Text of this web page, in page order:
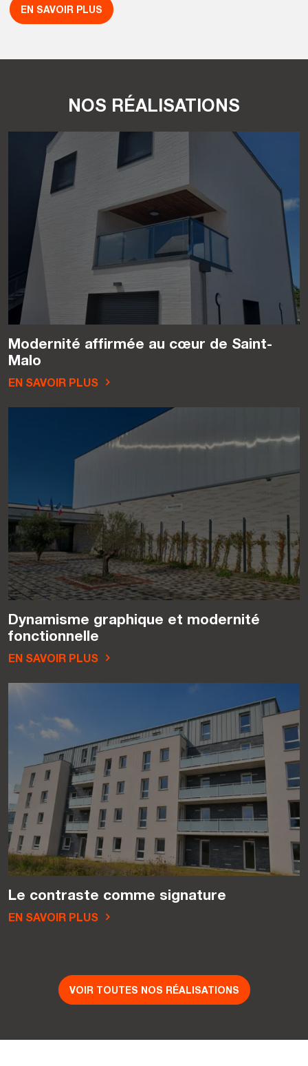
EN SAVOIR PLUS
NOS RÉALISATIONS
Modernité affirmée au cœur de Saint-
Malo
EN SAVOIR PLUS
Dynamisme graphique et modernité
fonctionnelle
EN SAVOIR PLUS
Le contraste comme signature
EN SAVOIR PLUS
VOIR TOUTES NOS RÉALISATIONS